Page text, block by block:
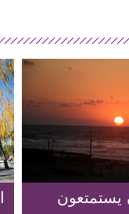
يستمتعون